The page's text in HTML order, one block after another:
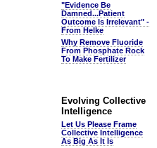
"Evidence Be
Damned...Patient
Outcome Is Irrelevant" -
From Helke
Why Remove Fluoride
From Phosphate Rock
To Make Fertilizer
Evolving Collective
Intelligence
Let Us Please Frame
Collective Intelligence
As Big As It Is